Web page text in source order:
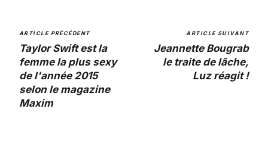
ARTICLE PRÉCÉDENT
Taylor Swift est la
femme la plus sexy
de l'année 2015
selon le magazine
Maxim
ARTICLE SUIVANT
Jeannette Bougrab
le traite de lâche,
Luz réagit !